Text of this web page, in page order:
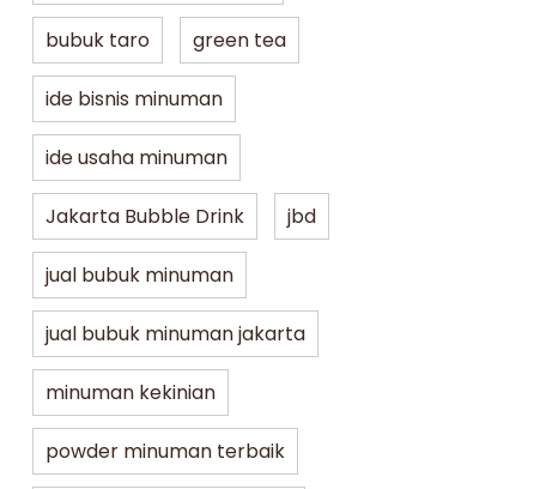
5 Varian Best Seller Bubuk Kopi JBD
untuk UMKM, Café, hingga Resto
min dibaca 07/30/2026
bubuk taro green tea
ide bisnis minuman
ide usaha minuman
Jakarta Bubble Drink jbd
jual bubuk minuman
jual bubuk minuman jakarta
minuman kekinian
powder minuman terbaik